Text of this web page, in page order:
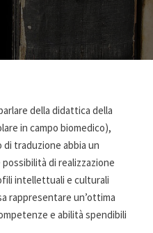
della didattica della
in campo biomedico),
traduzione abbia un
di realizzazione
intellettuali e culturali
rappresentare un’ottima
e abilità spendibili